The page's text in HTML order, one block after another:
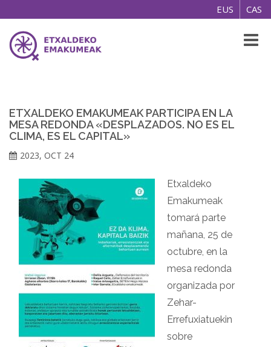
EUS CAS
ETXALDEKO EMAKUMEAK PARTICIPA EN LA
MESA REDONDA «DESPLAZADOS. NO ES EL
CLIMA, ES EL CAPITAL»
2023, OCT 24
Etxaldeko
Emakumeak
tomará parte
mañana, 25 de
octubre, en la
mesa redonda
organizada por
Zehar-
Errefuxiatuekin
sobre